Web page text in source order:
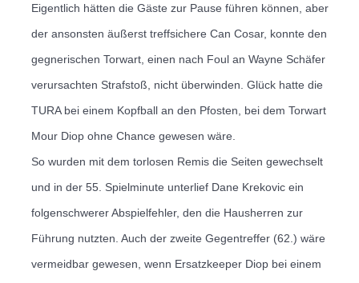
Eigentlich hätten die Gäste zur Pause führen können, aber
der ansonsten äußerst treffsichere Can Cosar, konnte den
gegnerischen Torwart, einen nach Foul an Wayne Schäfer
verursachten Strafstoß, nicht überwinden. Glück hatte die
TURA bei einem Kopfball an den Pfosten, bei dem Torwart
Mour Diop ohne Chance gewesen wäre.
So wurden mit dem torlosen Remis die Seiten gewechselt
und in der 55. Spielminute unterlief Dane Krekovic ein
folgenschwerer Abspielfehler, den die Hausherren zur
Führung nutzten. Auch der zweite Gegentreffer (62.) wäre
vermeidbar gewesen, wenn Ersatzkeeper Diop bei einem